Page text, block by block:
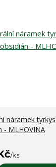
náramek
- MLHOVINA
/ks